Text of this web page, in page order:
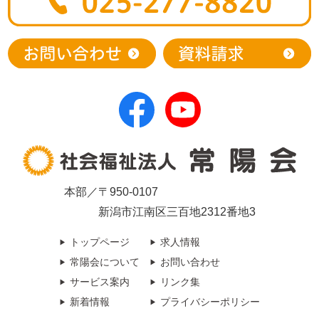
本部／〒950-0107
新潟市江南区三百地2312番地3
トップページ
常陽会について
サービス案内
新着情報
求人情報
お問い合わせ
リンク集
プライバシーポリシー